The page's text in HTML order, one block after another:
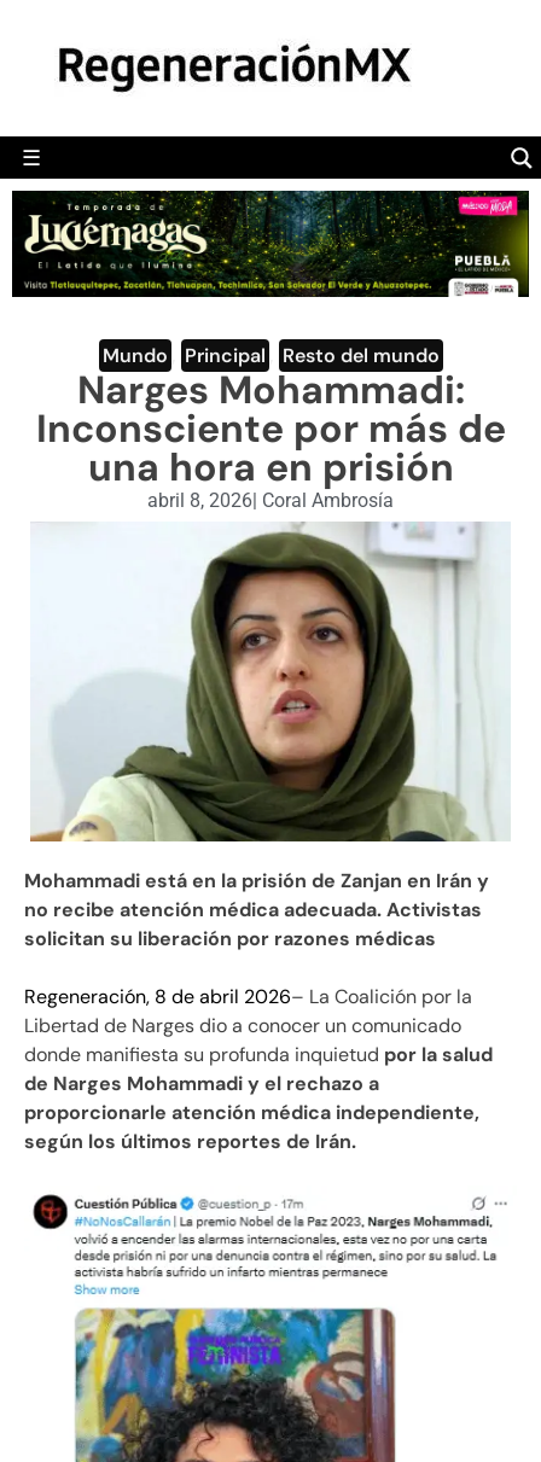
☰
POLÍTICA
CAMALEÓN
OPINIÓN
DEPORTES
ENGLISH SECTION
VIDEOS
Mundo Principal Resto del mundo
Narges Mohammadi:
Inconsciente por más de
una hora en prisión
abril 8, 2026| Coral Ambrosía
Mohammadi está en la prisión de Zanjan en Irán y
no recibe atención médica adecuada. Activistas
solicitan su liberación por razones médicas
Regeneración, 8 de abril 2026– La Coalición por la
Libertad de Narges dio a conocer un comunicado
donde manifiesta su profunda inquietud por la salud
de Narges Mohammadi y el rechazo a
proporcionarle atención médica independiente,
según los últimos reportes de Irán.